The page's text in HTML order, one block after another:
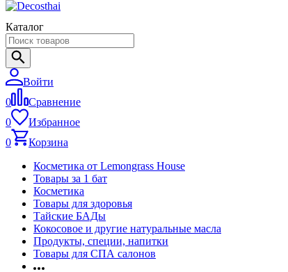
Каталог
Войти
0
Сравнение
0
Избранное
0
Корзина
Косметика от Lemongrass House
Товары за 1 бат
Косметика
Товары для здоровья
Тайские БАДы
Кокосовое и другие натуральные масла
Продукты, специи, напитки
Товары для СПА салонов